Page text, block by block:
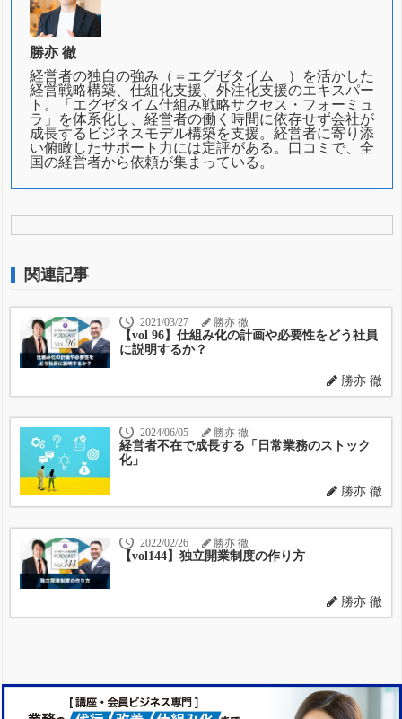
勝亦 徹
経営者の独自の強み（＝エグゼタイム®）を活かした
経営戦略構築、仕組化支援、外注化支援のエキスパー
ト。「エグゼタイム仕組み戦略サクセス・フォーミュ
ラ」を体系化し、経営者の働く時間に依存せず会社が
成長するビジネスモデル構築を支援。経営者に寄り添
い俯瞰したサポート力には定評がある。口コミで、全
国の経営者から依頼が集まっている。
関連記事
2021/03/27 勝亦 徹
【vol 96】仕組み化の計画や必要性をどう社員
に説明するか？
勝亦 徹
2024/06/05 勝亦 徹
経営者不在で成長する「日常業務のストック
化」
勝亦 徹
2022/02/26 勝亦 徹
【vol144】独立開業制度の作り方
勝亦 徹